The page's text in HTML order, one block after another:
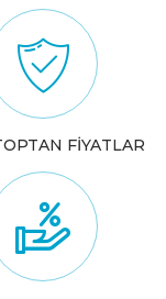
FİYATLAR